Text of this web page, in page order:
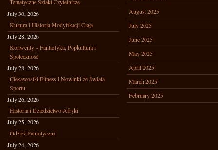
Tematyczne Szlaki Czytelnicze
July 30, 2026
Kultura i Historia Modyfikacji Ciała
July 28, 2026
Konwenty – Fantastyka, Popkultura i
Społeczność
July 28, 2026
Ciekawostki Fitness i Nowinki ze Świata
Sportu
July 26, 2026
Historia i Dziedzictwo Afryki
July 25, 2026
Odzież Patriotyczna
July 24, 2026
August 2025
July 2025
June 2025
May 2025
April 2025
March 2025
February 2025